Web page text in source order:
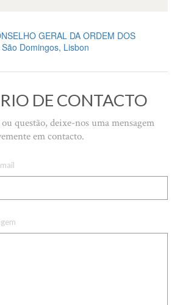
DE CONTACTO
questão, deixe-nos uma mensagem
em contacto.